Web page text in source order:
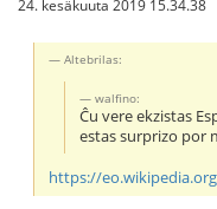
24. kesäkuuta 2019 15.34.38
Altebrilas:
walfino:
Ĉu vere ekzistas
estas surprizo por
https://